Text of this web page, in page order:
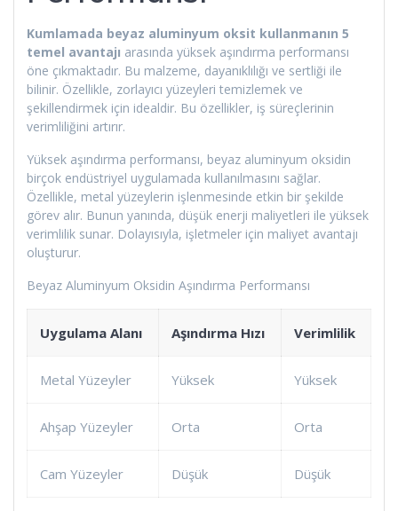
Kumlamada beyaz aluminyum oksit kullanmanın 5
temel avantajı arasında yüksek aşındırma performansı
öne çıkmaktadır. Bu malzeme, dayanıklılığı ve sertliği ile
bilinir. Özellikle, zorlayıcı yüzeyleri temizlemek ve
şekillendirmek için idealdir. Bu özellikler, iş süreçlerinin
verimliliğini artırır.
Yüksek aşındırma performansı, beyaz aluminyum oksidin
birçok endüstriyel uygulamada kullanılmasını sağlar.
Özellikle, metal yüzeylerin işlenmesinde etkin bir şekilde
görev alır. Bunun yanında, düşük enerji maliyetleri ile yüksek
verimlilik sunar. Dolayısıyla, işletmeler için maliyet avantajı
oluşturur.
Beyaz Aluminyum Oksidin Aşındırma Performansı
Uygulama Alanı Aşındırma Hızı Verimlilik
Metal Yüzeyler Yüksek Yüksek
Ahşap Yüzeyler Orta Orta
Cam Yüzeyler Düşük Düşük